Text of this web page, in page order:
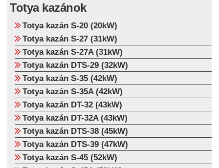
Totya kazánok
Totya kazán S-20 (20kW)
Totya kazán S-27 (31kW)
Totya kazán S-27A (31kW)
Totya kazán DTS-29 (32kW)
Totya kazán S-35 (42kW)
Totya kazán S-35A (42kW)
Totya kazán DT-32 (43kW)
Totya kazán DT-32A (43kW)
Totya kazán DTS-38 (45kW)
Totya kazán DTS-39 (47kW)
Totya kazán S-45 (52kW)